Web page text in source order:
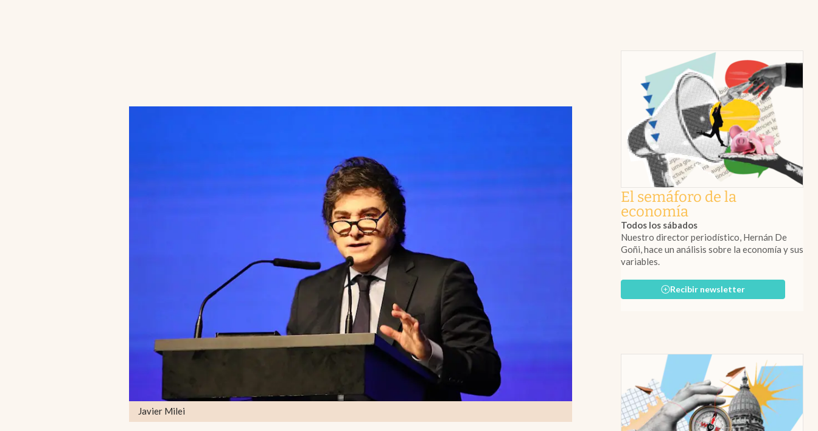
Javier Milei
El semáforo de la
economía
Todos los sábados
Nuestro director periodístico, Hernán De
Goñi, hace un análisis sobre la economía y sus
variables.
Recibir newsletter